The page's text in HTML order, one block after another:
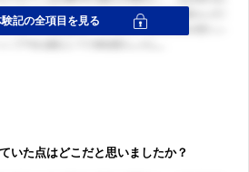
いた点はどこだと思いましたか？